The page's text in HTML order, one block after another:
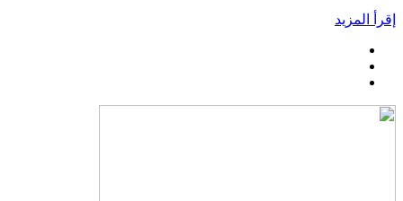
إقرأ المزيد